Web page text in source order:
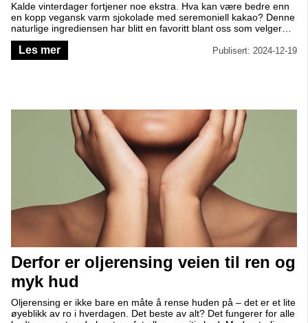
Kalde vinterdager fortjener noe ekstra. Hva kan være bedre enn
en kopp vegansk varm sjokolade med seremoniell kakao? Denne
naturlige ingrediensen har blitt en favoritt blant oss som velger
økologiske råvarer. Les videre for å se hvordan du enkelt kan
lage en luksuriøs kopp hjemme!
Les mer Publisert: 2024-12-19
Derfor er oljerensing veien til ren og
myk hud
Oljerensing er ikke bare en måte å rense huden på – det er et lite
øyeblikk av ro i hverdagen. Det beste av alt? Det fungerer for alle